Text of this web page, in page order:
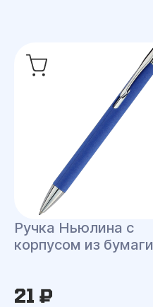
Ручка Ньюлина с
корпусом из бумаги
21 ₽